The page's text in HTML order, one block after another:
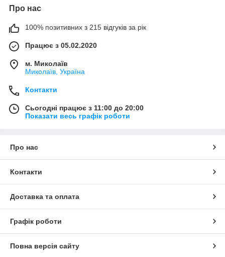
Про нас
100% позитивних з 215 відгуків за рік
Працює з 05.02.2020
м. Миколаїв
Миколаїв, Україна
Контакти
Сьогодні працює з 11:00 до 20:00
Показати весь графік роботи
Про нас
Контакти
Доставка та оплата
Графік роботи
Повна версія сайту